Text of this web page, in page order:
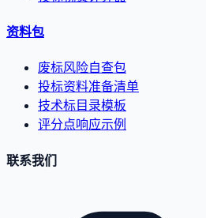
资料包
废标风险自查包
投标资料准备清单
技术标目录模板
评分点响应示例
联系我们